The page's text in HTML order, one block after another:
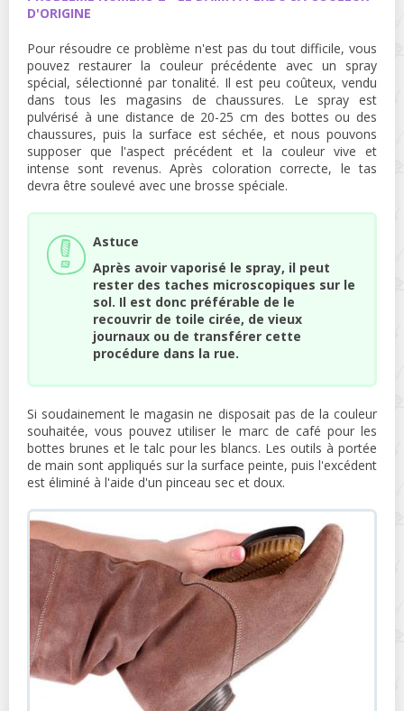
D'ORIGINE
Pour résoudre ce problème n'est pas du tout difficile, vous
pouvez restaurer la couleur précédente avec un spray
spécial, sélectionné par tonalité. Il est peu coûteux, vendu
dans tous les magasins de chaussures. Le spray est
pulvérisé à une distance de 20-25 cm des bottes ou des
chaussures, puis la surface est séchée, et nous pouvons
supposer que l'aspect précédent et la couleur vive et
intense sont revenus. Après coloration correcte, le tas
devra être soulevé avec une brosse spéciale.
Astuce
Après avoir vaporisé le spray, il peut
rester des taches microscopiques sur le
sol. Il est donc préférable de le
recouvrir de toile cirée, de vieux
journaux ou de transférer cette
procédure dans la rue.
Si soudainement le magasin ne disposait pas de la couleur
souhaitée, vous pouvez utiliser le marc de café pour les
bottes brunes et le talc pour les blancs. Les outils à portée
de main sont appliqués sur la surface peinte, puis l'excédent
est éliminé à l'aide d'un pinceau sec et doux.